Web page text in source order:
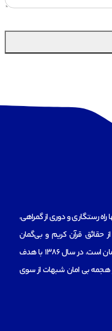
رستگاری و دوری از گمراهی،
حقائق قرآن کریم و بی‌گمان
معارف اعتقادی سرلوحه آموزه‌های ائمه معصومان است، در سال 1386 با هدف
هجمه بی امان شبهات از سوی